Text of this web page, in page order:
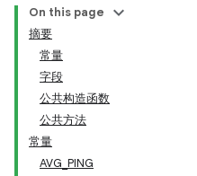
On this page
摘要
常量
字段
公共构造函数
公共方法
常量
AVG_PING